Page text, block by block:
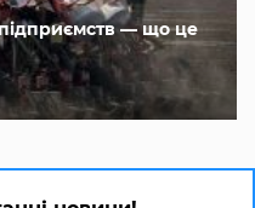
підприємств — що це